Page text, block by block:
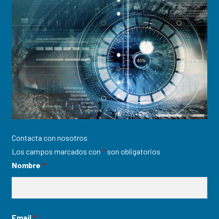
Contacta con nosotros
Los campos marcados con * son obligatorios
Nombre *